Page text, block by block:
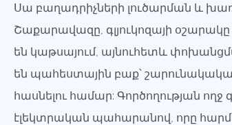
Սա բաղադրիչների լուծարման և
Շաքարավազը, գլյուկոզայի օշարակը
են կաթսայում, այնուհետև
են պահեստային բաք՝
հասնելու համար: Գործողության
էլեկտրական պահարանով, որը